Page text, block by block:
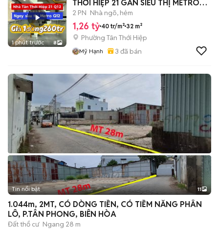
1 phút trước 8
THỚI HIỆP 21 GẦN SIÊU THỊ METRO
QUẬN 12
2 PN Nhà ngõ, hẻm
1,26 tỷ 40 tr/m² 32 m²
Phường Tân Thới Hiệp
Mỹ Hạnh 3 đã bán
+2
Tin nổi bật 11
1.044m, 2MT, CÓ DÒNG TIỀN, CÓ TIỀM NĂNG PHÂN
LÔ, P.TÂN PHONG, BIÊN HÒA
Đất thổ cư Ngang 28 m